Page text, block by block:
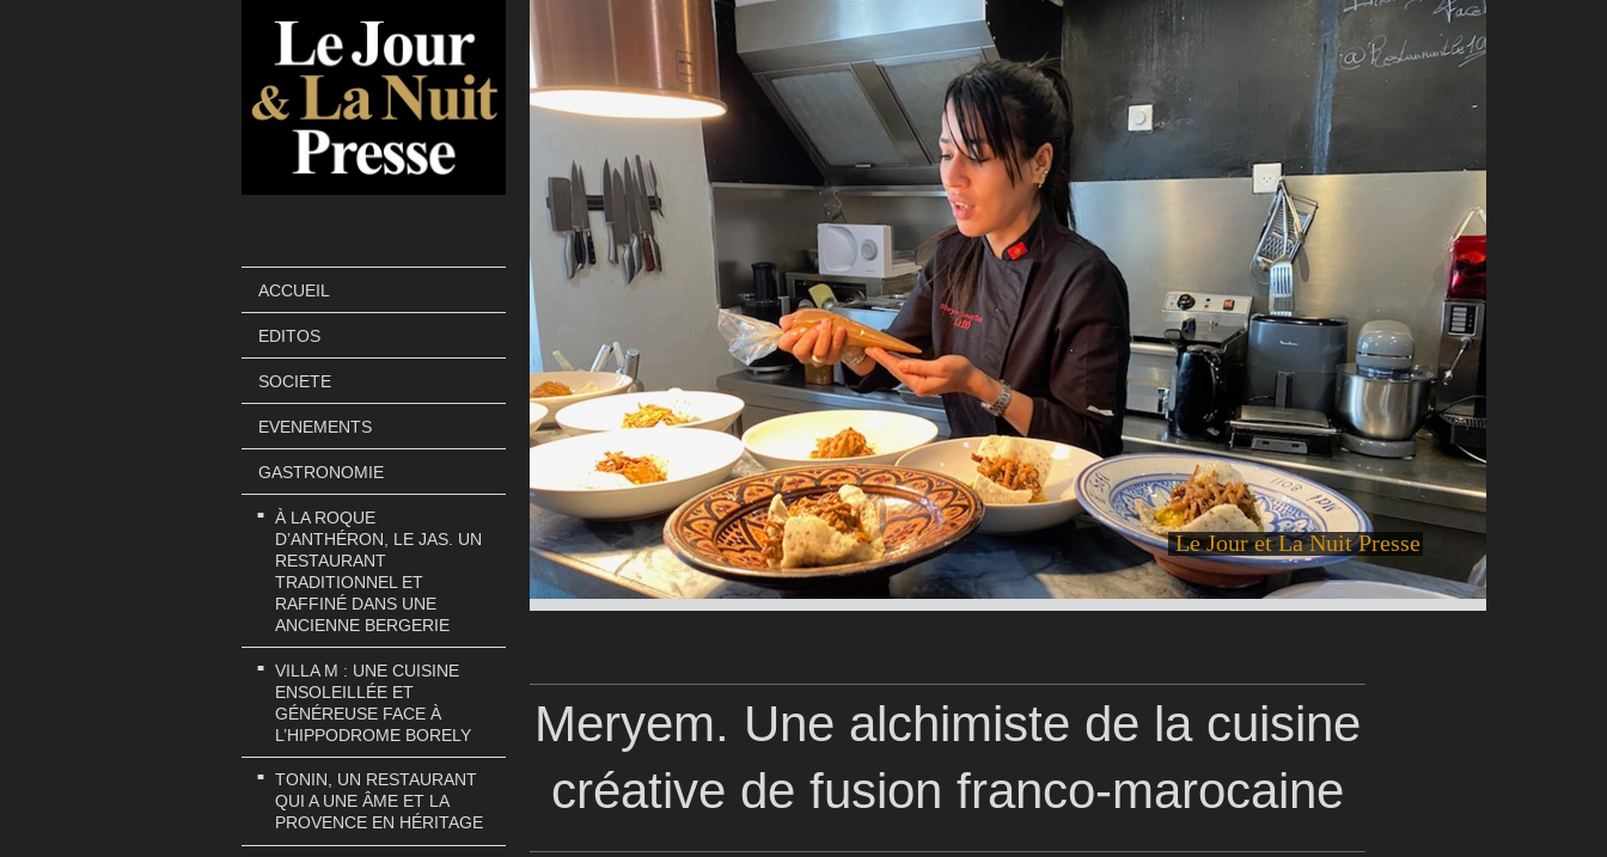
ACCUEIL
EDITOS
SOCIETE
EVENEMENTS
GASTRONOMIE
À LA ROQUE
D’ANTHÉRON, LE JAS. UN
RESTAURANT
TRADITIONNEL ET
RAFFINÉ DANS UNE
ANCIENNE BERGERIE
VILLA M : UNE CUISINE
ENSOLEILLÉE ET
GÉNÉREUSE FACE À
L’HIPPODROME BORELY
TONIN, UN RESTAURANT
QUI A UNE ÂME ET LA
PROVENCE EN HÉRITAGE
Le Jour et La Nuit Presse
Meryem. Une alchimiste de la cuisine
créative de fusion franco-marocaine